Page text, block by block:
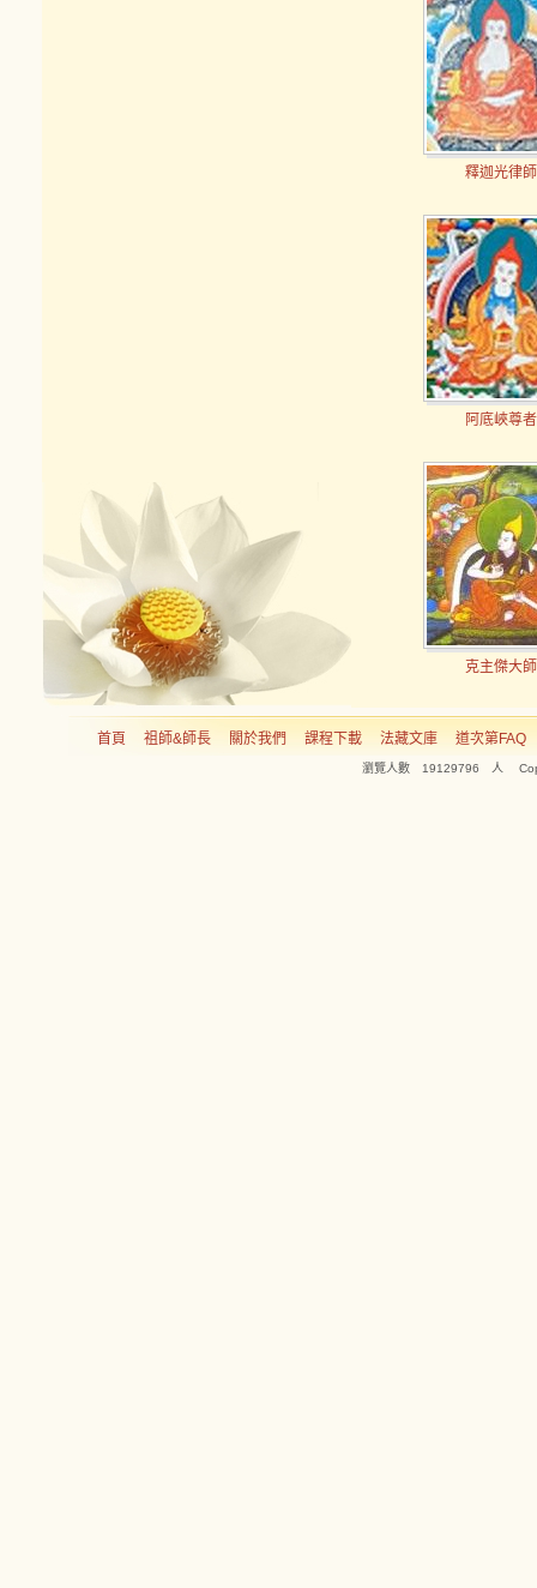
釋迦光律師
阿底峽尊者
克主傑大師
首頁 祖師&師長 關於我們 課程下載 法藏文庫 道次第FAQ
瀏覽人數 19129796 人